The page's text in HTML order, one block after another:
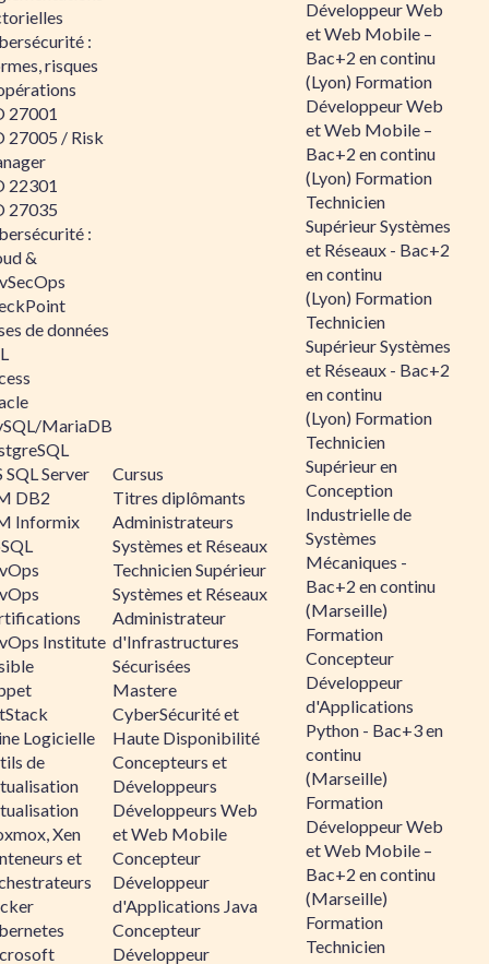
:
risques
27001
27005 / Risk
22301
27035
:
&
de données
MariaDB
SQL Server
DB2
Informix
Institute
Logicielle
de
Xen
et
Cursus
Titres diplômants
Administrateurs
Systèmes et Réseaux
Technicien Supérieur
Systèmes et Réseaux
Administrateur
d'Infrastructures
Sécurisées
Mastere
CyberSécurité et
Haute Disponibilité
Concepteurs et
Développeurs
Développeurs Web
et Web Mobile
Concepteur
Développeur
d'Applications Java
Concepteur
Développeur
Développeur Web
et Web Mobile –
Bac+2 en continu
(Lyon) Formation
Développeur Web
et Web Mobile –
Bac+2 en continu
(Lyon) Formation
Technicien
Supérieur Systèmes
et Réseaux - Bac+2
en continu
(Lyon) Formation
Technicien
Supérieur Systèmes
et Réseaux - Bac+2
en continu
(Lyon) Formation
Technicien
Supérieur en
Conception
Industrielle de
Systèmes
Mécaniques -
Bac+2 en continu
(Marseille)
Formation
Concepteur
Développeur
d'Applications
Python - Bac+3 en
continu
(Marseille)
Formation
Développeur Web
et Web Mobile –
Bac+2 en continu
(Marseille)
Formation
Technicien